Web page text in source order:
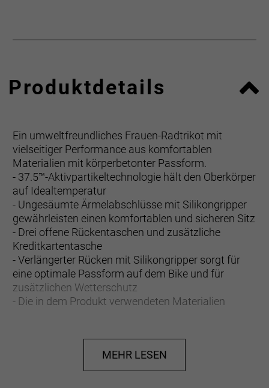
Produktdetails
Ein umweltfreundliches Frauen-Radtrikot mit
vielseitiger Performance aus komfortablen
Materialien mit körperbetonter Passform.
- 37.5™-Aktivpartikeltechnologie hält den Oberkörper
auf Idealtemperatur
- Ungesäumte Ärmelabschlüsse mit Silikongripper
gewährleisten einen komfortablen und sicheren Sitz
- Drei offene Rückentaschen und zusätzliche
Kreditkartentasche
- Verlängerter Rücken mit Silikongripper sorgt für
eine optimale Passform auf dem Bike und für
zusätzlichen Wetterschutz
- Die in dem Produkt verwendeten Materialien
- Eng anliegender Schnitt mit aerodynamischer
Passform für verbesserte Performance
- Eng anliegender Schnitt mit aerodynamischer
MEHR LESEN